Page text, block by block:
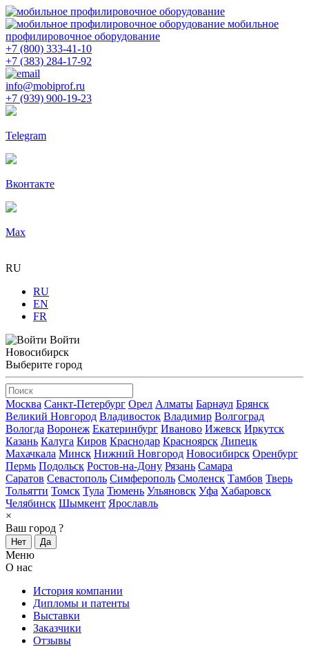
мобильное
профилировочное оборудование
+7 (800) 333-41-10
+7 (383) 284-17-92
info@mobiprof.ru
+7 (939) 900-19-23
Telegram
Вконтакте
Max
RU
RU
EN
FR
Войти
Новосибирск
Выберите город
Москва Санкт-Петербург Орел Алматы Барнаул Брянск
Великий Новгород Владивосток Владимир Волгоград
Вологда Воронеж Екатеринбург Иваново Ижевск Иркутск
Казань Калуга Киров Краснодар Красноярск Липецк
Махачкала Минск Нижний Новгород Новосибирск Оренбург
Пермь Подольск Ростов-на-Дону Рязань Самара
Саратов Севастополь Симферополь Смоленск Тамбов Тверь
Тольятти Томск Тула Тюмень Ульяновск Уфа Хабаровск
Челябинск Шымкент Ярославль
×
Ваш город ?
Нет Да
Меню
О нас
История компании
Дипломы и патенты
Выставки
Заказчики
Отзывы